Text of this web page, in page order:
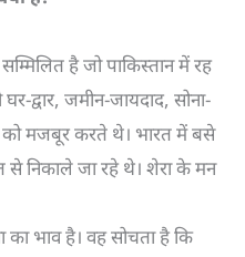
है जो पाकिस्तान में रह
द्वार, जमीन-जायदाद, सोना-
मजबूर करते थे। भारत में बसे
से निकाले जा रहे थे। शेरा के मन
का भाव है। वह सोचता है कि